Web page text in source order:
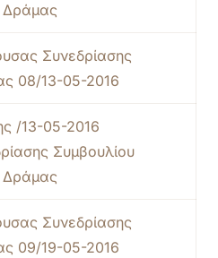
Δράμας
Συνεδρίασης
08/13-05-2016
/13-05-2016
Συμβουλίου
Δράμας
Συνεδρίασης
09/19-05-2016